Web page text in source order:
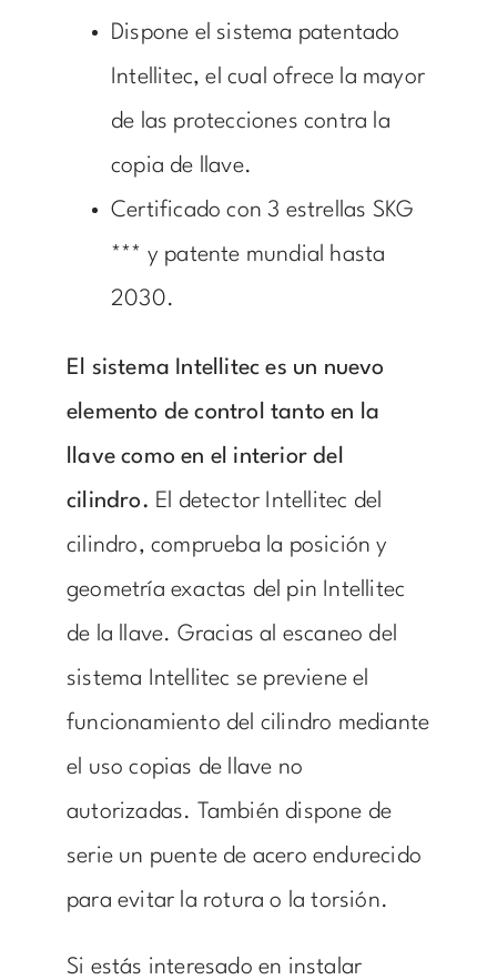
Dispone el sistema patentado
Intellitec, el cual ofrece la mayor
de las protecciones contra la
copia de llave.
Certificado con 3 estrellas SKG
*** y patente mundial hasta
2030.
El sistema Intellitec es un nuevo
elemento de control tanto en la
llave como en el interior del
cilindro. El detector Intellitec del
cilindro, comprueba la posición y
geometría exactas del pin Intellitec
de la llave. Gracias al escaneo del
sistema Intellitec se previene el
funcionamiento del cilindro mediante
el uso copias de llave no
autorizadas. También dispone de
serie un puente de acero endurecido
para evitar la rotura o la torsión.
Si estás interesado en instalar